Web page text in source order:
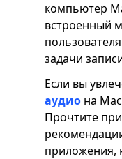
компьютер
встроенный
задачи
Если вы
аудио на
Прочтите
приложения,